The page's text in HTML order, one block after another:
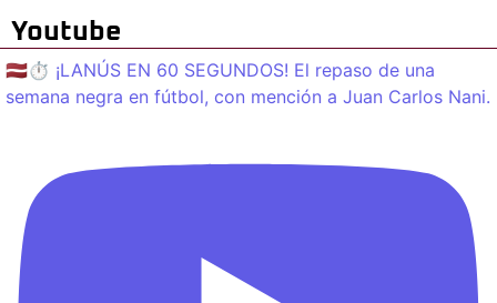
Youtube
🇱🇻⏱️ ¡LANÚS EN 60 SEGUNDOS! El repaso de una
semana negra en fútbol, con mención a Juan Carlos Nani.